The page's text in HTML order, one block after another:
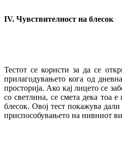
IV. Чувствителност на блесок
Тестот се користи за да се
прилагодувањето кога од
просторија. Ако кај лицето се
со светлина, се смета дека тоа
блесок. Овој тест покажува
приспособувањето на нивниот